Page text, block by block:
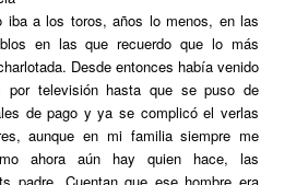
iba a los toros, años lo menos, en las
en las que recuerdo que lo más
Desde entonces había venido
por televisión hasta que se puso de
de pago y ya se complicó el verlas
aunque en mi familia siempre me
ahora aún hay quien hace, las